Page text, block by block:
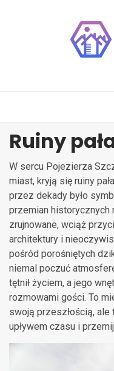
Ruiny
W sercu Pojezierza
miast, kryją się ruiny
przez dekady było
przemian historycznych
zrujnowane, wciąż
architektury i
pośród porośniętych
niemal poczuć
tętnił życiem, a jego
rozmowami gości. To
swoją przeszłością,
upływem czasu i